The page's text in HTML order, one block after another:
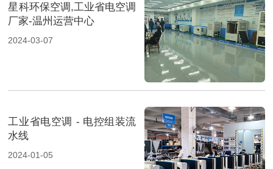
星科环保空调,工业省电空调
厂家-温州运营中心
2024-03-07
工业省电空调 - 电控组装流
水线
2024-01-05